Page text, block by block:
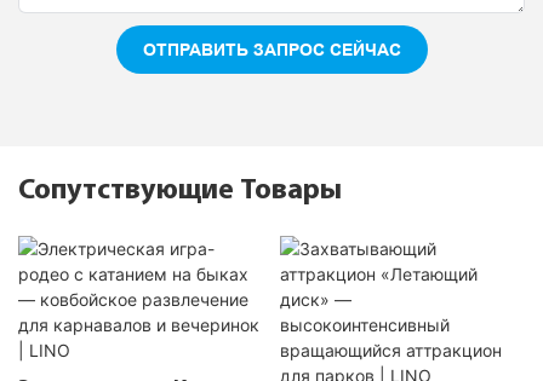
ОТПРАВИТЬ ЗАПРОС СЕЙЧАС
Сопутствующие Товары